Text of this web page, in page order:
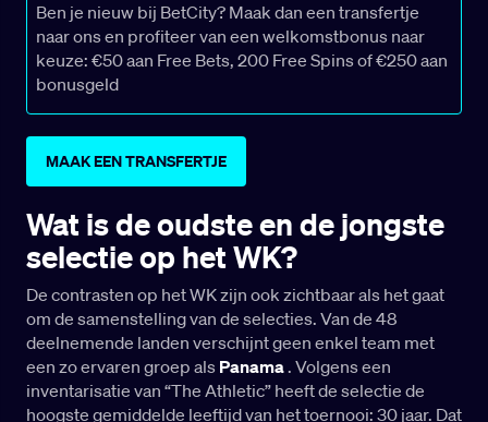
Ben je nieuw bij BetCity? Maak dan een transfertje
naar ons en profiteer van een welkomstbonus naar
keuze: €50 aan Free Bets, 200 Free Spins of €250 aan
bonusgeld
MAAK EEN TRANSFERTJE
Wat is de oudste en de jongste
selectie op het WK?
De contrasten op het WK zijn ook zichtbaar als het gaat
om de samenstelling van de selecties. Van de 48
deelnemende landen verschijnt geen enkel team met
een zo ervaren groep als Panama. Volgens een
inventarisatie van “The Athletic” heeft de selectie de
hoogste gemiddelde leeftijd van het toernooi: 30 jaar. Dat